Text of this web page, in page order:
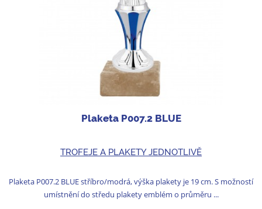
Plaketa P007.2 BLUE
TROFEJE A PLAKETY JEDNOTLIVĚ
Plaketa P007.2 BLUE stříbro/modrá, výška plakety je 19 cm. S možností
umístnění do středu plakety emblém o průměru ...